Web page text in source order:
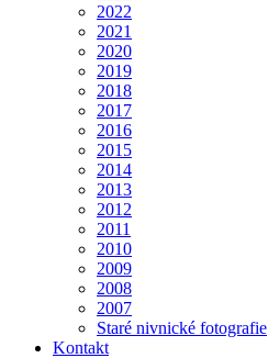
2022
2021
2020
2019
2018
2017
2016
2015
2014
2013
2012
2011
2010
2009
2008
2007
Staré nivnické fotografie
Kontakt